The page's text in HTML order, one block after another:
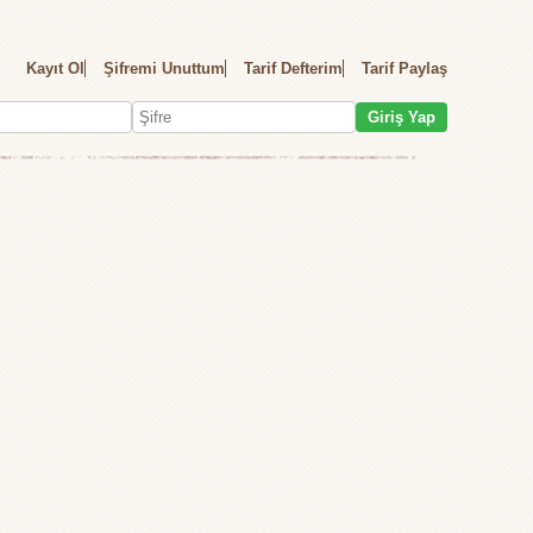
Kayıt Ol Şifremi Unuttum Tarif Defterim Tarif Paylaş
Giriş Yap